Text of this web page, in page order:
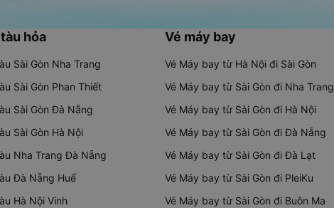
hỏa
Sài Gòn Nha Trang
Sài Gòn Phan Thiết
Sài Gòn Đà Nẵng
Sài Gòn Hà Nội
Nha Trang Đà Nẵng
Đà Nẵng Huế
Hà Nội Vinh
Vé máy bay
Vé Máy bay từ Hà Nội đi Sài Gòn
Vé Máy bay từ Sài Gòn đi Nha Trang
Vé Máy bay từ Sài Gòn đi Hà Nội
Vé Máy bay từ Sài Gòn đi Đà Nẵng
Vé Máy bay từ Sài Gòn đi Đà Lạt
Vé Máy bay từ Sài Gòn đi PleiKu
Vé Máy bay từ Sài Gòn đi Buôn Ma